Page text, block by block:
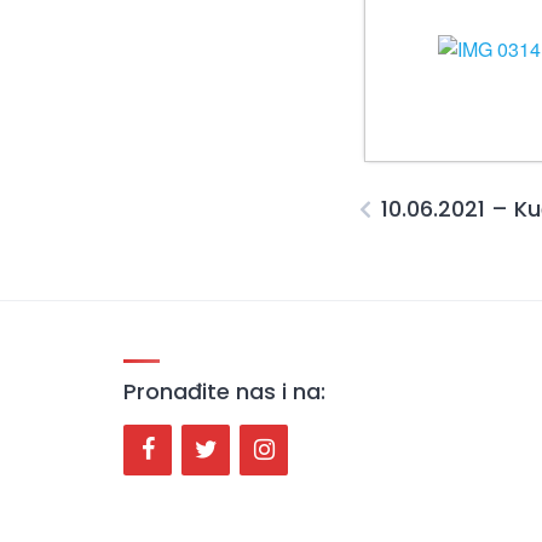
10.06.2021 –
Pronađite nas i na: